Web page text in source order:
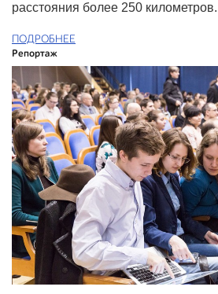
расстояния более 250 километров.
ПОДРОБНЕЕ
Репортаж